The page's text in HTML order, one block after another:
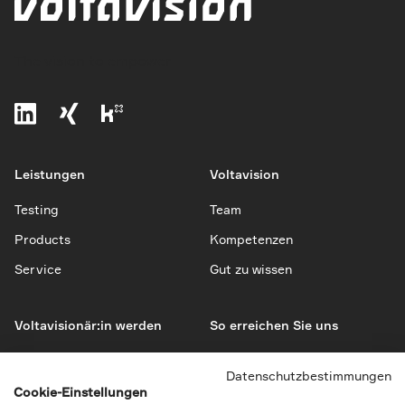
Leistungen
Testing
Products
Service
Voltavision
Team
Kompetenzen
Gut zu wissen
Voltavisionär:in werden
Bewerbung
So erreichen Sie uns
Datenschutzbestimmungen
Cookie-Einstellungen